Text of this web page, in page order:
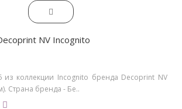
NV Incognito
из коллекции Incognito бренда Decoprint NV
Страна бренда - Бе..